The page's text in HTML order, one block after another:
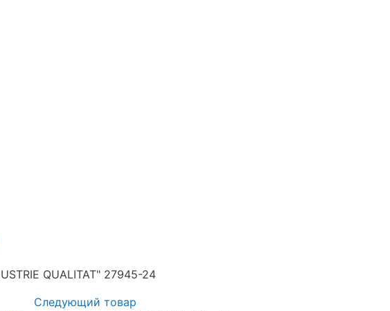
QUALITAT" 27945-24
Следующий товар